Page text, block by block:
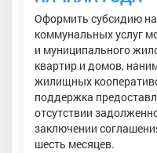
Оформить субсидию
коммунальных услуг
и муниципального
квартир и домов,
жилищных
поддержка
отсутствии
заключении
шесть месяцев.